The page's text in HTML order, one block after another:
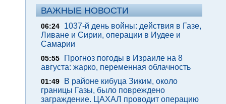
ВАЖНЫЕ НОВОСТИ
06:24
1037-й день войны: действия в Газе,
Ливане и Сирии, операции в Иудее и
Самарии
05:55
Прогноз погоды в Израиле на 8
августа: жарко, переменная облачность
01:49
В районе кибуца Зиким, около
границы Газы, было повреждено
заграждение. ЦАХАЛ проводит операцию